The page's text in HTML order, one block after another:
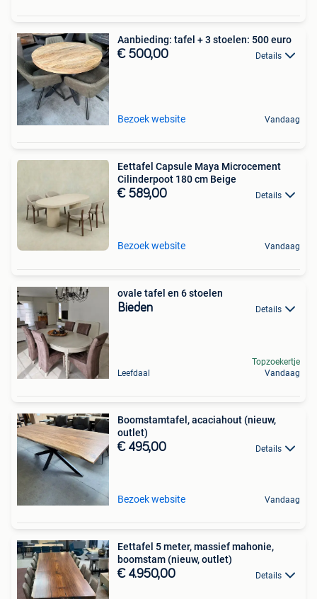
Aanbieding: tafel + 3 stoelen: 500 euro
€ 500,00 Details
Bezoek website Vandaag
Eettafel Capsule Maya Microcement
Cilinderpoot 180 cm Beige
€ 589,00 Details
Bezoek website Vandaag
ovale tafel en 6 stoelen
Bieden Details
Leefdaal
Topzoekertje
Vandaag
Boomstamtafel, acaciahout (nieuw,
outlet)
€ 495,00 Details
Bezoek website Vandaag
Eettafel 5 meter, massief mahonie,
boomstam (nieuw, outlet)
€ 4.950,00 Details